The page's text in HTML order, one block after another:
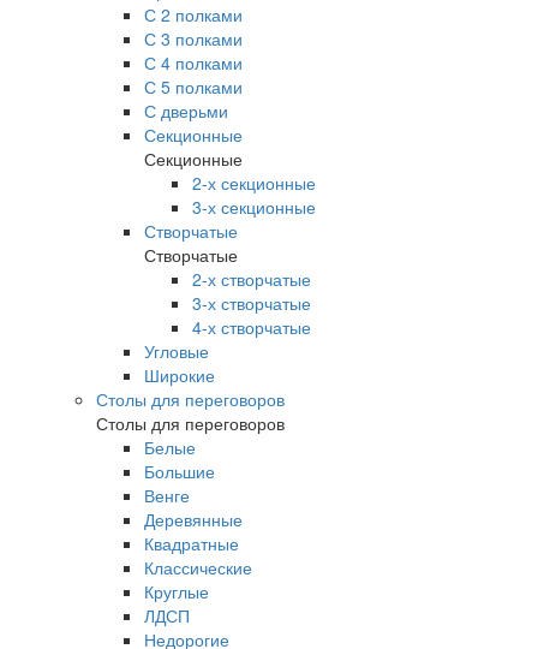
С 2 полками
С 3 полками
С 4 полками
С 5 полками
С дверьми
Секционные
Секционные
2-х секционные
3-х секционные
Створчатые
Створчатые
2-х створчатые
3-х створчатые
4-х створчатые
Угловые
Широкие
Столы для переговоров
Столы для переговоров
Белые
Большие
Венге
Деревянные
Квадратные
Классические
Круглые
ЛДСП
Недорогие